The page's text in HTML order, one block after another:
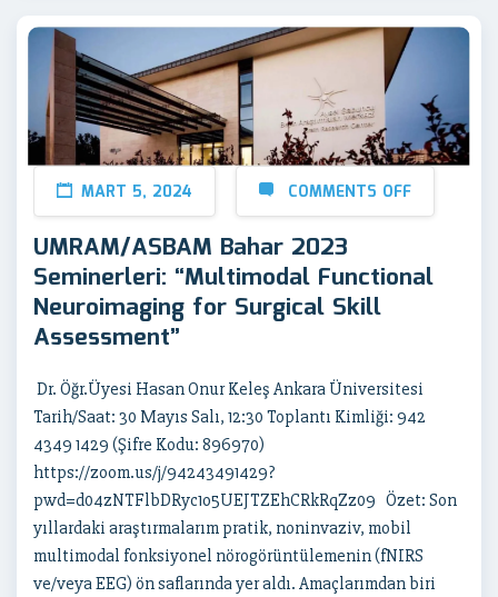
MART 5, 2024 COMMENTS OFF
UMRAM/ASBAM Bahar 2023
Seminerleri: “Multimodal Functional
Neuroimaging for Surgical Skill
Assessment”
Dr. Öğr.Üyesi Hasan Onur Keleş Ankara Üniversitesi
Tarih/Saat: 30 Mayıs Salı, 12:30 Toplantı Kimliği: 942
4349 1429 (Şifre Kodu: 896970)
https://zoom.us/j/94243491429?
pwd=d04zNTFlbDRyc1o5UEJTZEhCRkRqZz09 Özet: Son
yıllardaki araştırmalarım pratik, noninvaziv, mobil
multimodal fonksiyonel nörogörüntülemenin (fNIRS
ve/veya EEG) ön saflarında yer aldı. Amaçlarımdan biri